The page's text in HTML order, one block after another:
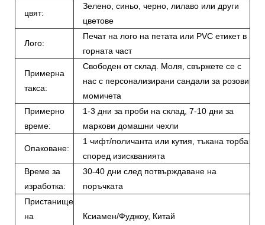
цвят:
Зелено, синьо, черно, лилаво или други
цветове
Лого:
Печат на лого на петата или PVC етикет в
горната част
Примерна
такса:
Свободен от склад. Моля, свържете се с
нас с персонализирани сандали за розови
момичета
Примерно
време:
1-3 дни за проби на склад, 7-10 дни за
маркови домашни чехли
Опаковане:
1 чифт/поличанта или кутия, тъкана торба
според изискванията
Време за
изработка:
30-40 дни след потвърждаване на
поръчката
Пристанище
на
Ксиамен/Фуджоу, Китай